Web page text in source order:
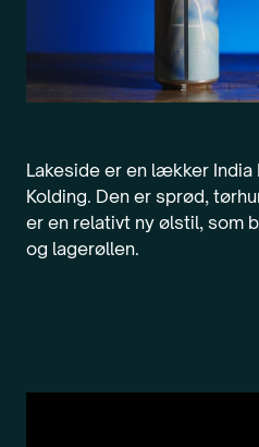
Lakeside er en lækker India
Kolding. Den er sprød,
er en relativt ny ølstil, som
og lagerøllen.